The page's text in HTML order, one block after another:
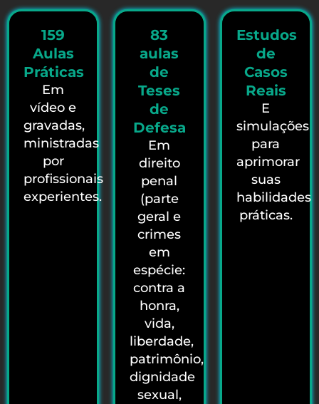
159
Aulas
Práticas
Em
vídeo e
gravadas,
ministradas
por
profissionais
experientes.
83
aulas
de
Teses
de
Defesa
Em
direito
penal
(parte
geral e
crimes
em
espécie:
contra a
honra,
vida,
liberdade,
patrimônio,
dignidade
sexual,
Estudos
de
Casos
Reais
E
simulações
para
aprimorar
suas
habilidades
práticas.